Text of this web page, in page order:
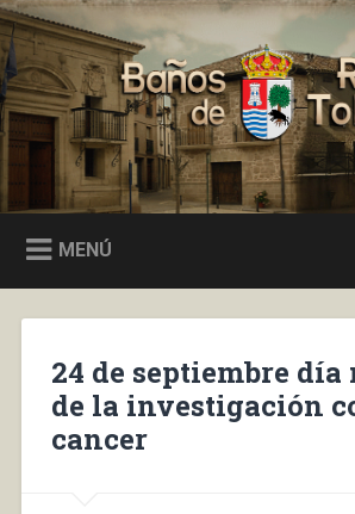
Saltar
al
contenido
Buscar
Baños de Río Tobía
MENÚ
24 de septiembre
de la investigación
cancer